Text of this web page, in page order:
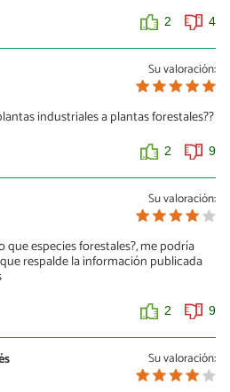
2 4
Su valoración:
industriales a plantas forestales??
2 9
Su valoración:
que especies forestales?, me podría
respalde la información publicada
2 9
Su valoración: